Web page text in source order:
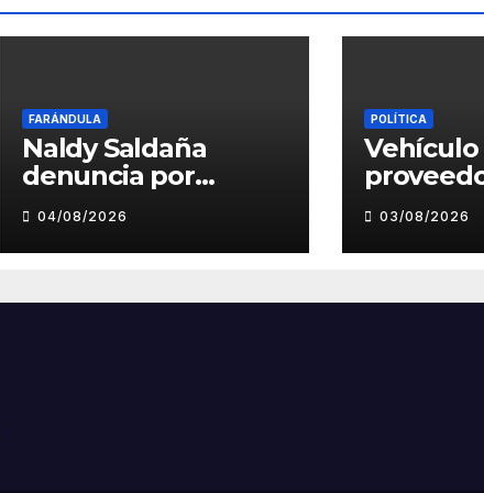
FARÁNDULA
Naldy Saldaña
denuncia por
presuntos
tocamientos
indebidos a director
Luz
04/08/2026
POLÍTICA
Vehículo
Víctor
aparece
03/08/2026